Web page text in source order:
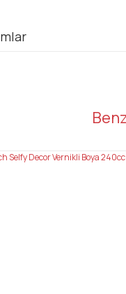
yetersiz